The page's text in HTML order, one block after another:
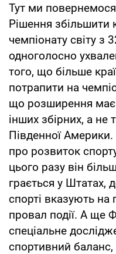
Тут ми
Рішення збільшити
чемпіонату світу з
одноголосно
того, що більше
потрапити на
що розширення має
інших збірних, а не
Південної
про розвиток
цього разу він
грається у Штатах,
спорті вказують на
провал події. А ще
спеціальне
спортивний баланс,